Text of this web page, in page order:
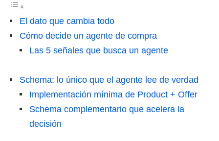
El dato que cambia todo
Cómo decide un agente de compra
Las 5 señales que busca un agente
Schema: lo único que el agente lee de verdad
Implementación mínima de Product + Offer
Schema complementario que acelera la
decisión